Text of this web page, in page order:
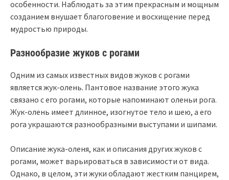
особенности. Наблюдать за этим прекрасным и мощным
созданием внушает благоговение и восхищение перед
мудростью природы.
Разнообразие жуков с рогами
Одним из самых известных видов жуков с рогами
является жук-олень. Пантовое название этого жука
связано с его рогами, которые напоминают оленьи рога.
Жук-олень имеет длинное, изогнутое тело и шею, а его
рога украшаются разнообразными выступами и шипами.
Описание жука-оленя, как и описания других жуков с
рогами, может варьироваться в зависимости от вида.
Однако, в целом, эти жуки обладают жестким панцирем,